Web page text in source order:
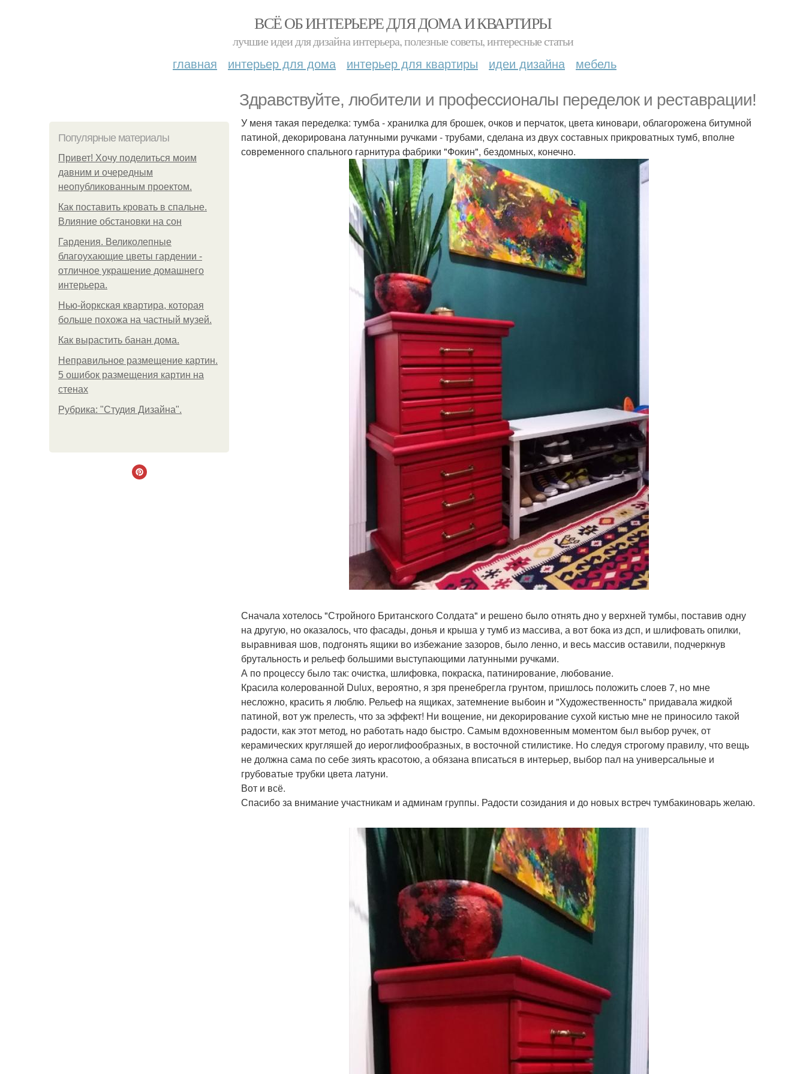
ВСЁ ОБ ИНТЕРЬЕРЕ ДЛЯ ДОМА И КВАРТИРЫ
лучшие идеи для дизайна интерьера, полезные советы, интересные статьи
главная интерьер для дома интерьер для квартиры идеи дизайна мебель
Здравствуйте, любители и профессионалы переделок и реставрации!
Популярные материалы
Привет! Хочу поделиться моим
давним и очередным
неопубликованным проектом.
Как поставить кровать в спальне.
Влияние обстановки на сон
Гардения. Великолепные
благоухающие цветы гардении -
отличное украшение домашнего
интерьера.
Нью-йоркская квартира, которая
больше похожа на частный музей.
Как вырастить банан дома.
Неправильное размещение картин.
5 ошибок размещения картин на
стенах
Рубрика: "Студия Дизайна".
У меня такая переделка: тумба - хранилка для брошек, очков и перчаток, цвета киновари, облагорожена битумной
патиной, декорирована латунными ручками - трубами, сделана из двух составных прикроватных тумб, вполне
современного спального гарнитура фабрики "Фокин", бездомных, конечно.
Сначала хотелось "Стройного Британского Солдата" и решено было отнять дно у верхней тумбы, поставив одну
на другую, но оказалось, что фасады, донья и крыша у тумб из массива, а вот бока из дсп, и шлифовать опилки,
выравнивая шов, подгонять ящики во избежание зазоров, было ленно, и весь массив оставили, подчеркнув
брутальность и рельеф большими выступающими латунными ручками.
А по процессу было так: очистка, шлифовка, покраска, патинирование, любование.
Красила колерованной Dulux, вероятно, я зря пренебрегла грунтом, пришлось положить слоев 7, но мне
несложно, красить я люблю. Рельеф на ящиках, затемнение выбоин и "Художественность" придавала жидкой
патиной, вот уж прелесть, что за эффект! Ни вощение, ни декорирование сухой кистью мне не приносило такой
радости, как этот метод, но работать надо быстро. Самым вдохновенным моментом был выбор ручек, от
керамических кругляшей до иероглифообразных, в восточной стилистике. Но следуя строгому правилу, что вещь
не должна сама по себе зиять красотою, а обязана вписаться в интерьер, выбор пал на универсальные и
грубоватые трубки цвета латуни.
Вот и всё.
Спасибо за внимание участникам и админам группы. Радости созидания и до новых встреч тумбакиноварь желаю.